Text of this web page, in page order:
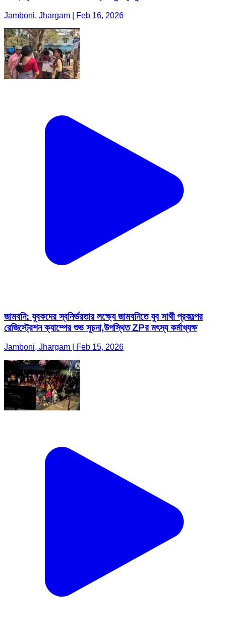
Jamboni, Jhargam | Feb 16, 2026
জামবনি: যুবকদের স্বনির্ভরতার লক্ষ্যে জামবনিতে যুব সাথী প্রকল্পের
রেজিস্ট্রেশন ক্যাম্পের শুভ সূচনা,উপস্থিত ZPর মৎস্য কর্মাধ্যক্ষ
Jamboni, Jhargam | Feb 15, 2026